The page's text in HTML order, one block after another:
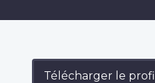
Télécharger le profil